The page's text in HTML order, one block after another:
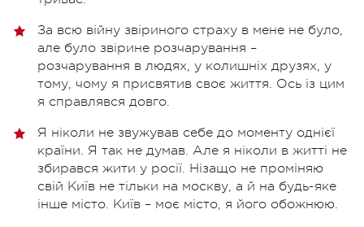
За всю війну звіриного страху в мене не було,
але було звірине розчарування –
розчарування в людях, у колишніх друзях, у
тому, чому я присвятив своє життя. Ось із цим
я справлявся довго.
Я ніколи не звужував себе до моменту однієї
країни. Я так не думав. Але я ніколи в житті не
збирався жити у росії. Нізащо не проміняю
свій Київ не тільки на москву, а й на будь-яке
інше місто. Київ – моє місто, я його обожнюю.